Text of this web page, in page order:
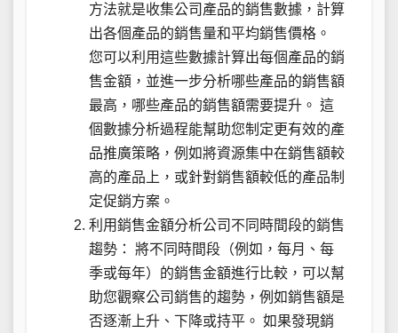
方法就是收集公司產品的銷售數據，計算
出各個產品的銷售量和平均銷售價格。
您可以利用這些數據計算出每個產品的銷
售金額，並進一步分析哪些產品的銷售額
最高，哪些產品的銷售額需要提升。 這
個數據分析過程能幫助您制定更有效的產
品推廣策略，例如將資源集中在銷售額較
高的產品上，或針對銷售額較低的產品制
定促銷方案。
利用銷售金額分析公司不同時間段的銷售
趨勢： 將不同時間段（例如，每月、每
季或每年）的銷售金額進行比較，可以幫
助您觀察公司銷售的趨勢，例如銷售額是
否逐漸上升、下降或持平。 如果發現銷